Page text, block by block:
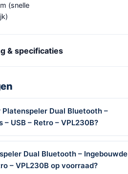
(snelle
& specificaties
Dual Bluetooth –
USB – Retro – VPL230B?
Dual Bluetooth – Ingebouwde
– VPL230B op voorraad?